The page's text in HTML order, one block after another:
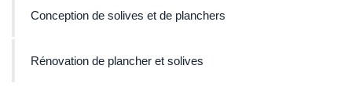
Conception de solives et de planchers
Rénovation de plancher et solives